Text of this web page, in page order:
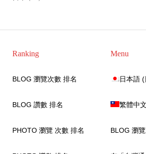
Ranking
BLOG 瀏覽次數 排名
BLOG 讚數 排名
PHOTO 瀏覽 次數 排名
Menu
日本語 (
繁體中文
BLOG 瀏